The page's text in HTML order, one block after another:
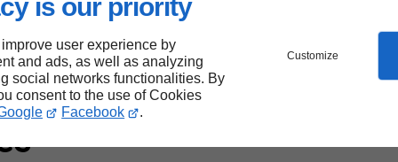
is our priority
user experience by
and ads, as well as analyzing
social networks functionalities. By
consent to the use of Cookies
Facebook .
Customize